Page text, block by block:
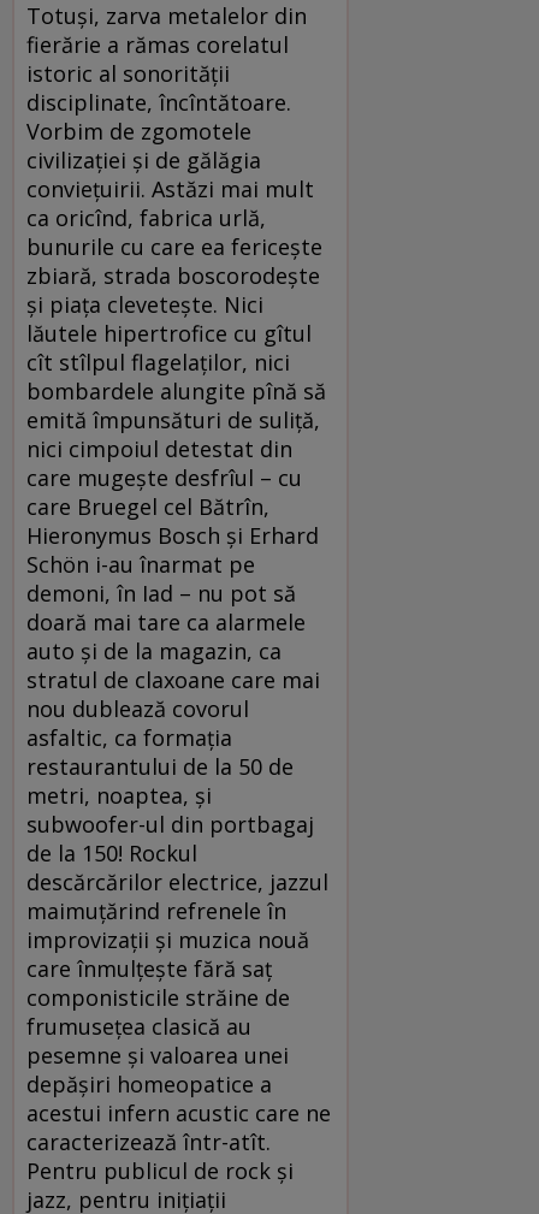
Totuşi, zarva metalelor din
fierărie a rămas corelatul
istoric al sonorităţii
disciplinate, încîntătoare.
Vorbim de zgomotele
civilizaţiei şi de gălăgia
convieţuirii. Astăzi mai mult
ca oricînd, fabrica urlă,
bunurile cu care ea fericeşte
zbiară, strada boscorodeşte
şi piaţa cleveteşte. Nici
lăutele hipertrofice cu gîtul
cît stîlpul flagelaţilor, nici
bombardele alungite pînă să
emită împunsături de suliţă,
nici cimpoiul detestat din
care mugeşte desfrîul – cu
care Bruegel cel Bătrîn,
Hieronymus Bosch şi Erhard
Schön i-au înarmat pe
demoni, în Iad – nu pot să
doară mai tare ca alarmele
auto şi de la magazin, ca
stratul de claxoane care mai
nou dublează covorul
asfaltic, ca formaţia
restaurantului de la 50 de
metri, noaptea, şi
subwoofer-ul din portbagaj
de la 150! Rockul
descărcărilor electrice, jazzul
maimuţărind refrenele în
improvizaţii şi muzica nouă
care înmulţeşte fără saţ
componisticile străine de
frumuseţea clasică au
pesemne şi valoarea unei
depăşiri homeopatice a
acestui infern acustic care ne
caracterizează într-atît.
Pentru publicul de rock şi
jazz, pentru iniţiaţii